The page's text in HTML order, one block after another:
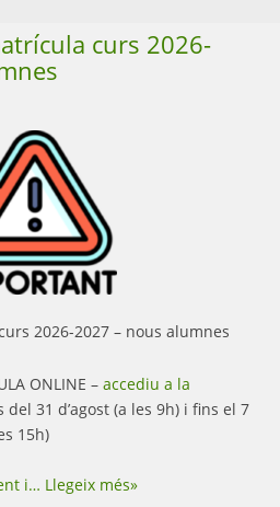
curs 2026-
2026-2027 – nous alumnes
ONLINE – accediu a la
del 31 d’agost (a les 9h) i fins el 7
15h)
i… Llegeix més»